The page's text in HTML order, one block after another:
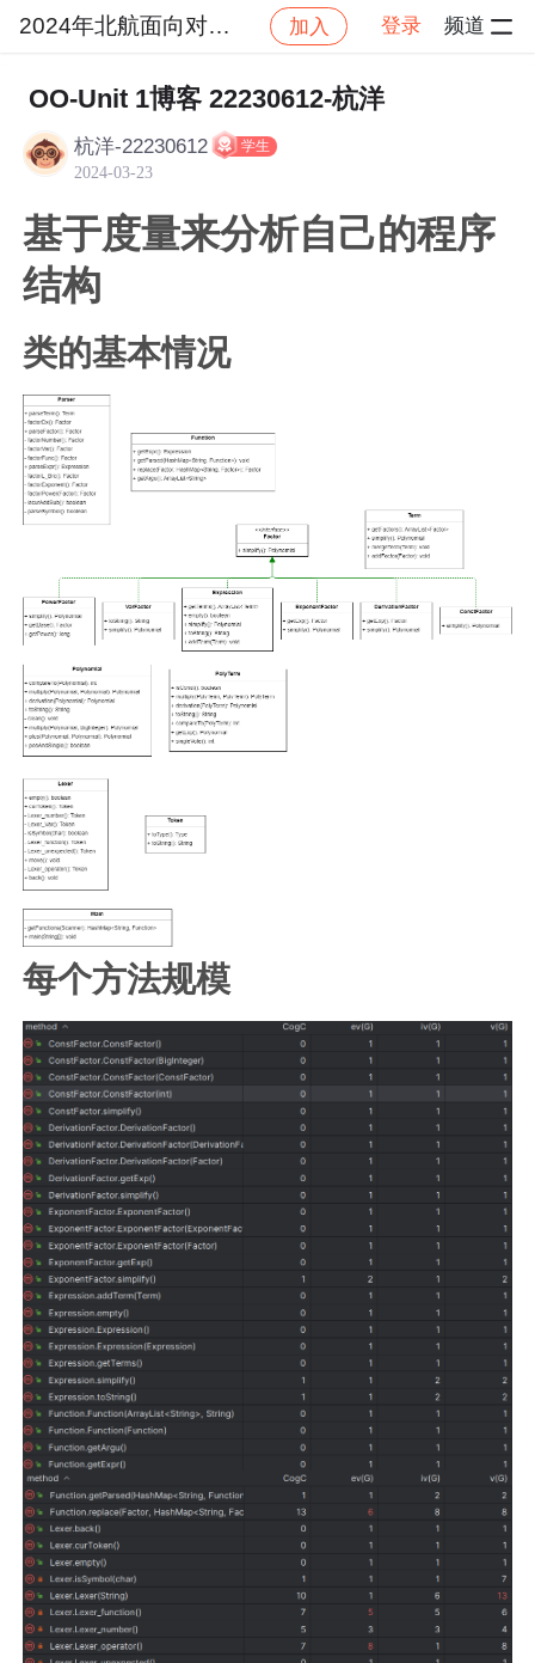
2024年北航面向对象设计与构造 加入 登录 频道
社区 2024年北航面向对象设计与构造
OO-Unit 1博客 22230612-杭洋
杭洋-22230612 学生
2024-03-23
基于度量来分析自己的程序
结构
类的基本情况
每个方法规模